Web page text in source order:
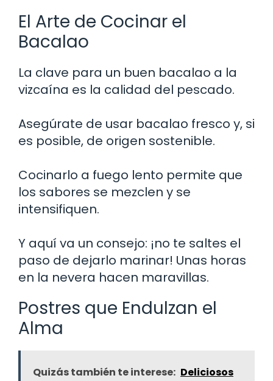
El Arte de Cocinar el
Bacalao
La clave para un buen bacalao a la
vizcaína es la calidad del pescado.
Asegúrate de usar bacalao fresco y, si
es posible, de origen sostenible.
Cocinarlo a fuego lento permite que
los sabores se mezclen y se
intensifiquen.
Y aquí va un consejo: ¡no te saltes el
paso de dejarlo marinar! Unas horas
en la nevera hacen maravillas.
Postres que Endulzan el
Alma
Quizás también te interese: Deliciosos